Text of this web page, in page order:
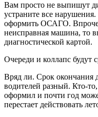
Вам просто не выпишут
устраните все
оформить ОСАГО.
неисправная машина, то
диагностической картой.
Очереди и коллапс будут
Вряд ли. Срок окончания
водителей разный. Кто-
оформил и почти год
перестает действовать